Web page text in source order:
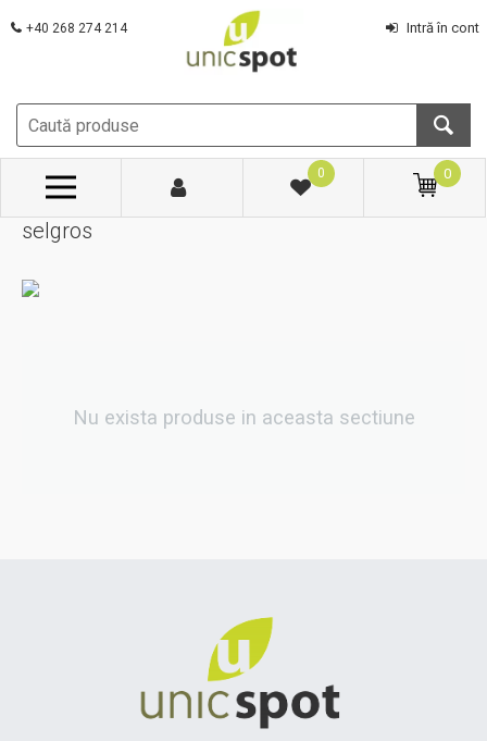
+40 268 274 214 Intră în cont
0 0
selgros
Nu exista produse in aceasta sectiune